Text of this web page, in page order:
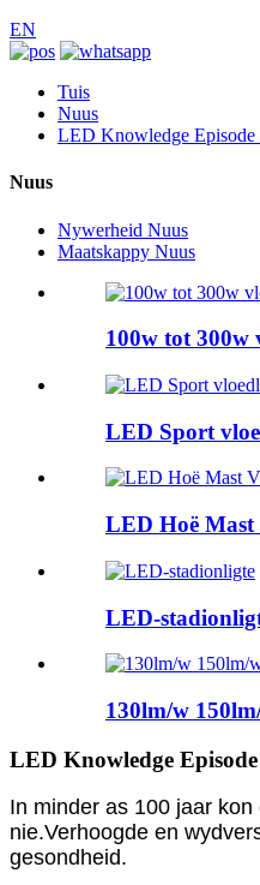
EN
Tuis
Nuus
LED Knowledge Episode
Nuus
Nywerheid Nuus
Maatskappy Nuus
100w tot 300w
LED Sport
LED Hoë
LED-
130lm/w
LED Knowledge
In minder as 100 jaar
nie.Verhoogde en
gesondheid.